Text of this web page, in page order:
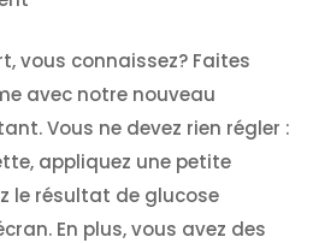
vous connaissez? Faites
avec notre nouveau
Vous ne devez rien régler :
appliquez une petite
le résultat de glucose
En plus, vous avez des